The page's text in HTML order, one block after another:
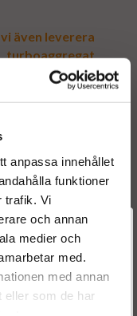
anpassa innehållet
funktioner
trafik. Vi
och annan
medier och
med.
med annan
eller som de har
även leverera
turboaggregat
motorer är
vi måste ha din
642.854, 642854
till
hemsida ber vi dig